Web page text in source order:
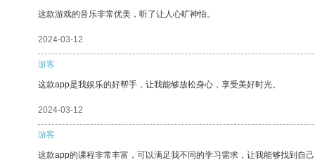
这款游戏的音乐非常优美，听了让人心旷神怡。
2024-03-12
游客
这款app是我娱乐的好帮手，让我能够放松身心，享受美好时光。
2024-03-12
游客
这款app的课程非常丰富，可以满足我不同的学习需求，让我能够找到自己